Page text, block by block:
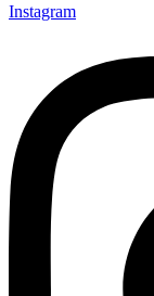
Instagram